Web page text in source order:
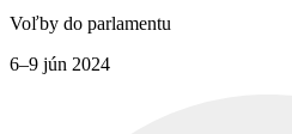
Voľby do parlamentu
6–9 jún 2024